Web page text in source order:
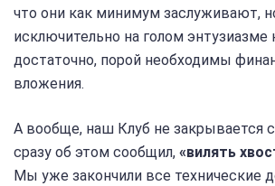
что они как минимум заслуживают,
исключительно на голом энтузиазме
достаточно, порой необходимы
вложения.
А вообще, наш Клуб не закрывается
сразу об этом сообщил, «вилять
Мы уже закончили все технические